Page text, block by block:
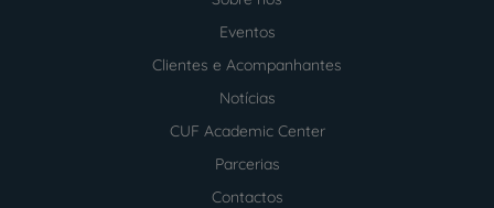
Eventos
Clientes e Acompanhantes
Notícias
CUF Academic Center
Parcerias
Contactos